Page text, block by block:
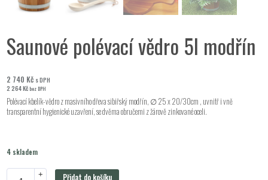
Saunové polévací vědro 5l modřín
2 740 Kč s DPH
2 264Kč bez DPH
Polévací kbelík-vědro z masivního dřeva sibiřský modřín, ∅ 25 x 20/30cm , uvnitř i vně
transparentní hygienické uzavření, se dvěma obručemi z žárově zinkované oceli.
4 skladem
+
Přidat do košíku